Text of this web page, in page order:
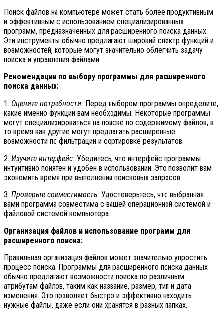
Поиск файлов на компьютере может стать более продуктивным
и эффективным с использованием специализированных
программ, предназначенных для расширенного поиска данных.
Эти инструменты обычно предлагают широкий спектр функций и
возможностей, которые могут значительно облегчить задачу
поиска и управления файлами.
Рекомендации по выбору программы для расширенного
поиска данных:
1. Оцените потребности: Перед выбором программы определите,
какие именно функции вам необходимы. Некоторые программы
могут специализироваться на поиске по содержимому файлов, в
то время как другие могут предлагать расширенные
возможности по фильтрации и сортировке результатов.
2. Изучите интерфейс: Убедитесь, что интерфейс программы
интуитивно понятен и удобен в использовании. Это позволит вам
экономить время при выполнении поисковых запросов.
3. Проверьте совместимость: Удостоверьтесь, что выбранная
вами программа совместима с вашей операционной системой и
файловой системой компьютера.
Организация файлов и использование программ для
расширенного поиска:
Правильная организация файлов может значительно упростить
процесс поиска. Программы для расширенного поиска данных
обычно предлагают возможности поиска по различным
атрибутам файлов, таким как название, размер, тип и дата
изменения. Это позволяет быстро и эффективно находить
нужные файлы, даже если они хранятся в разных папках.